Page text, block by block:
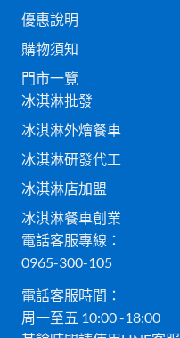
優惠說明
購物須知
門市一覽
冰淇淋批發
冰淇淋外燴餐車
冰淇淋研發代工
冰淇淋店加盟
冰淇淋餐車創業
電話客服專線：
0965-300-105
電話客服時間：
周一至五 10:00 -18:00